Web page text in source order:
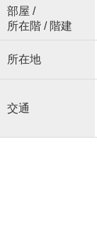
部屋 /
所在階 / 階建
所在地
交通